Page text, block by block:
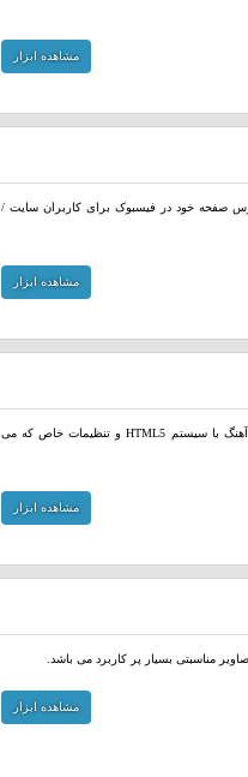
مشاهده ابزار
صفحه خود در فیسبوک برای کاربران سایت /
مشاهده ابزار
ابزار پخش فایل های صوتی و موزیک توسط پخش کننده آهنگ با سیستم HTML5 و تنظیمات خاص که می
مشاهده ابزار
مناسبتی بسیار پر کاربرد می باشد.
مشاهده ابزار